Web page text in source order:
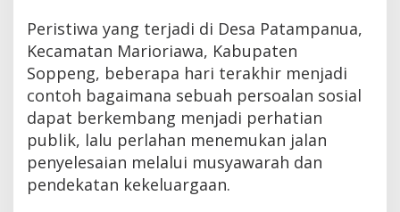
Peristiwa yang terjadi di Desa Patampanua,
Kecamatan Marioriawa, Kabupaten
Soppeng, beberapa hari terakhir menjadi
contoh bagaimana sebuah persoalan sosial
dapat berkembang menjadi perhatian
publik, lalu perlahan menemukan jalan
penyelesaian melalui musyawarah dan
pendekatan kekeluargaan.